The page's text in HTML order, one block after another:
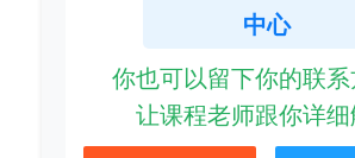
中心
你也可以留下你的联系
让课程老师跟你详